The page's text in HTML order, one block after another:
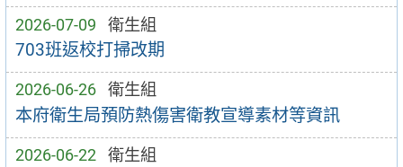
2026-07-09 衛生組
703班返校打掃改期
2026-06-26 衛生組
本府衛生局預防熱傷害衛教宣導素材等資訊
2026-06-22 衛生組